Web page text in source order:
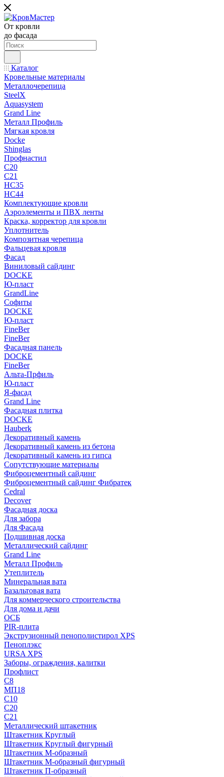
От кровли
до фасада
Каталог
Кровельные материалы
Металлочерепица
SteelX
Aquasystem
Grand Line
Металл Профиль
Мягкая кровля
Docke
Shinglas
Профнастил
C20
C21
НС35
НС44
Комплектующие кровли
Аэроэлементы и ПВХ ленты
Краска, корректор для кровли
Уплотнитель
Композитная черепица
Фальцевая кровля
Фасад
Виниловый сайдинг
DOCKE
Ю-пласт
GrandLine
Софиты
DOCKE
Ю-пласт
FineBer
FineBer
Фасадная панель
DOCKE
FineBer
Альта-Прфиль
Ю-пласт
Я-фасад
Grand Line
Фасадная плитка
DOCKE
Hauberk
Декоративный камень
Декоративный камень из бетона
Декоративный камень из гипса
Сопутствующие материалы
Фиброцементный сайдинг
Фиброцементный сайдинг Фибратек
Cedral
Decover
Фасадная доска
Для забора
Для Фасада
Подшивная доска
Металлический сайдинг
Grand Line
Металл Профиль
Утеплитель
Минеральная вата
Базальтовая вата
Для коммерческого строительства
Для дома и дачи
ОСБ
PIR-плита
Экструзионный пенополистирол XPS
Пеноплэкс
URSA XPS
Заборы, ограждения, калитки
Профлист
С8
МП18
С10
С20
С21
Металлический штакетник
Штакетник Круглый
Штакетник Круглый фигурный
Штакетник М-образный
Штакетник М-образный фигурный
Штакетник П-образный